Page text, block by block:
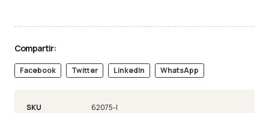
Compartir:
Facebook Twitter LinkedIn WhatsApp
SKU
62075-I